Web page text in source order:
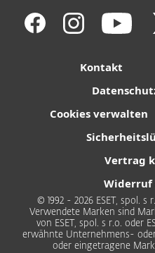
Kontakt
Cookies verwalten
Vertrag
Widerruf
© 1992 - 2026 ESET, spol. s
Verwendete Marken sind
von ESET, spol. s r.o. oder
erwähnte Unternehmens-
oder eingetragene